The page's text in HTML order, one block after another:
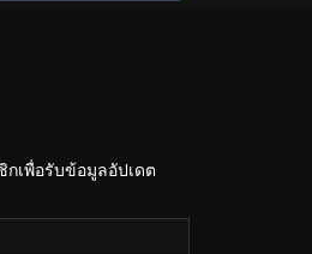
เพื่อรับข้อมูลอัปเดต